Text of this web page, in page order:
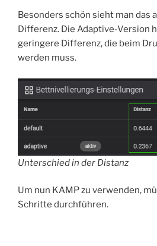
Besonders schön sieht man das
Differenz. Die Adaptive-Version
geringere Differenz, die beim
werden muss.
Unterschied in der Distanz
Um nun KAMP zu verwenden,
Schritte durchführen.